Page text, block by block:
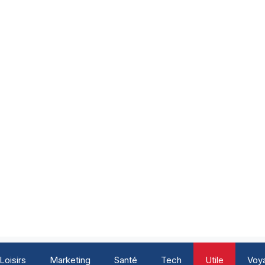
Loisirs Marketing Santé Tech Utile